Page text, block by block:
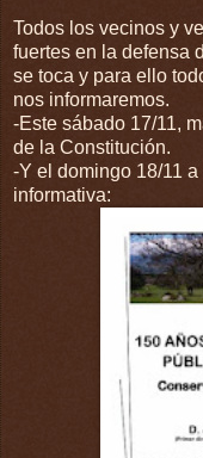
Todos los vecinos y
fuertes en la defensa
se toca y para ello
nos informaremos.
-Este sábado 17/11,
de la Constitución.
-Y el domingo 18/11
informativa: